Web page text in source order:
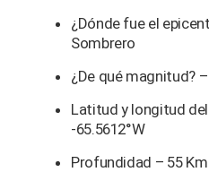
¿Dónde fue el
Sombrero
¿De qué magnitud?
Latitud y longitud
-65.5612°W
Profundidad – 55 Km